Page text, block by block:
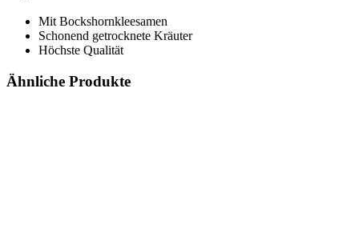
Mit Bockshornkleesamen
Schonend getrocknete Kräuter
Höchste Qualität
Ähnliche Produkte